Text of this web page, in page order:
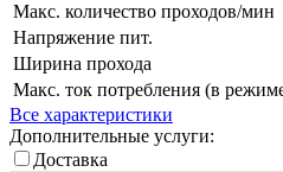
Макс. количество проходов/мин
Напряжение пит.
Ширина прохода
Макс. ток потребления (в
Все характеристики
Дополнительные услуги:
Доставка